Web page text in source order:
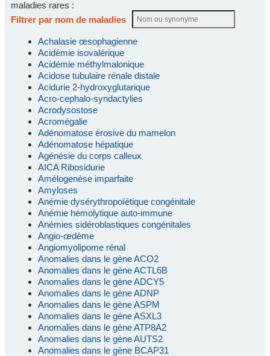
maladies rares :
Filtrer par nom de maladies
Achalasie œsophagienne
Acidémie isovalérique
Acidémie méthylmalonique
Acidose tubulaire rénale distale
Acidurie 2-hydroxyglutarique
Acro-cephalo-syndactylies
Acrodysostose
Acromégalie
Adénomatose érosive du mamelon
Adénomatose hépatique
Agénésie du corps calleux
AICA Ribosidurie
Amélogenèse imparfaite
Amyloses
Anémie dysérythropoïétique congénitale
Anémie hémolytique auto-immune
Anémies sidéroblastiques congénitales
Angio-œdème
Angiomyolipome rénal
Anomalies dans le gène ACO2
Anomalies dans le gène ACTL6B
Anomalies dans le gène ADCY5
Anomalies dans le gène ADNP
Anomalies dans le gène ASPM
Anomalies dans le gène ASXL3
Anomalies dans le gène ATP8A2
Anomalies dans le gène AUTS2
Anomalies dans le gène BCAP31